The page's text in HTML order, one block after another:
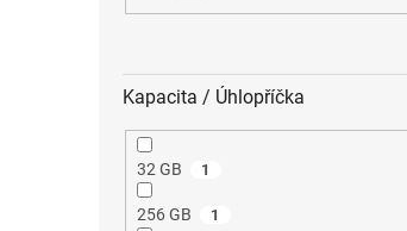
Kapacita / Úhlopříčka
32 GB 1
256 GB 1